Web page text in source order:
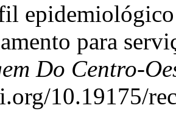
epidemiológico
para
Do Centro-
10.19175/